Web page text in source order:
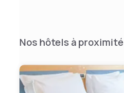
Nos hôtels à proximité